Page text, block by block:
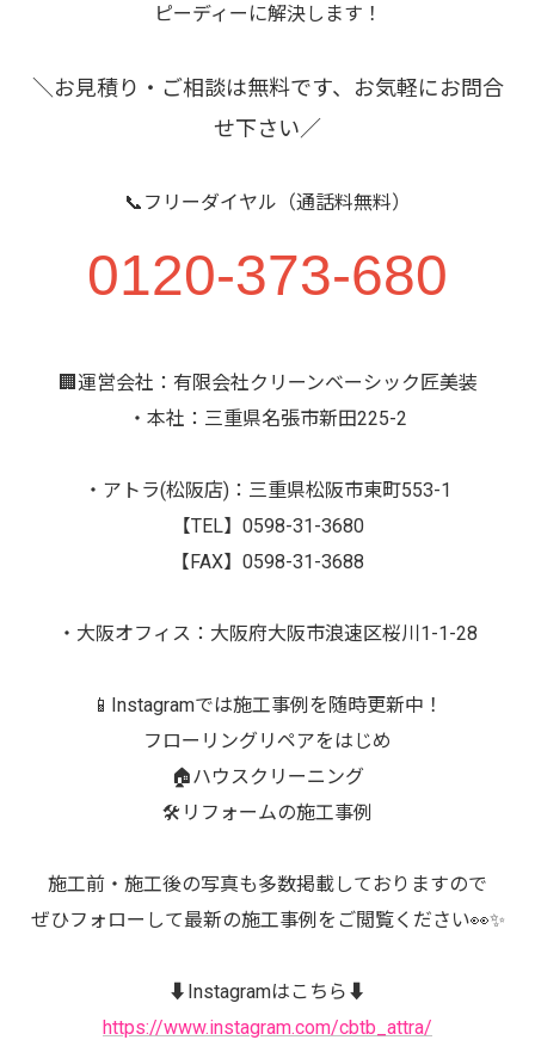
ピーディーに解決します！
＼お見積り・ご相談は無料です、お気軽にお問合
せ下さい／
📞フリーダイヤル（通話料無料）
0120-373-680
🏢運営会社：有限会社クリーンベーシック匠美装
・本社：三重県名張市新田225-2
・アトラ(松阪店)：三重県松阪市東町553-1
【TEL】0598-31-3680
【FAX】0598-31-3688
・大阪オフィス：大阪府大阪市浪速区桜川1-1-28
📱Instagramでは施工事例を随時更新中！
フローリングリペアをはじめ
🏠ハウスクリーニング
🛠️リフォームの施工事例
施工前・施工後の写真も多数掲載しておりますので
ぜひフォローして最新の施工事例をご閲覧ください👀✨
⬇️Instagramはこちら⬇️
https://www.instagram.com/cbtb_attra/